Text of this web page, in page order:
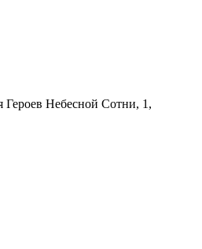
Героев Небесной Сотни, 1,